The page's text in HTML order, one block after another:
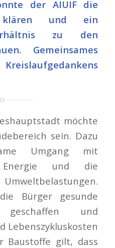
der AIUIF die
klären und ein
zu den
Gemeinsames
möchte
sein. Dazu
Umgang mit
und die
Bürger gesunde
geschaffen und
Lebenszykluskosten
Baustoffe gilt, dass